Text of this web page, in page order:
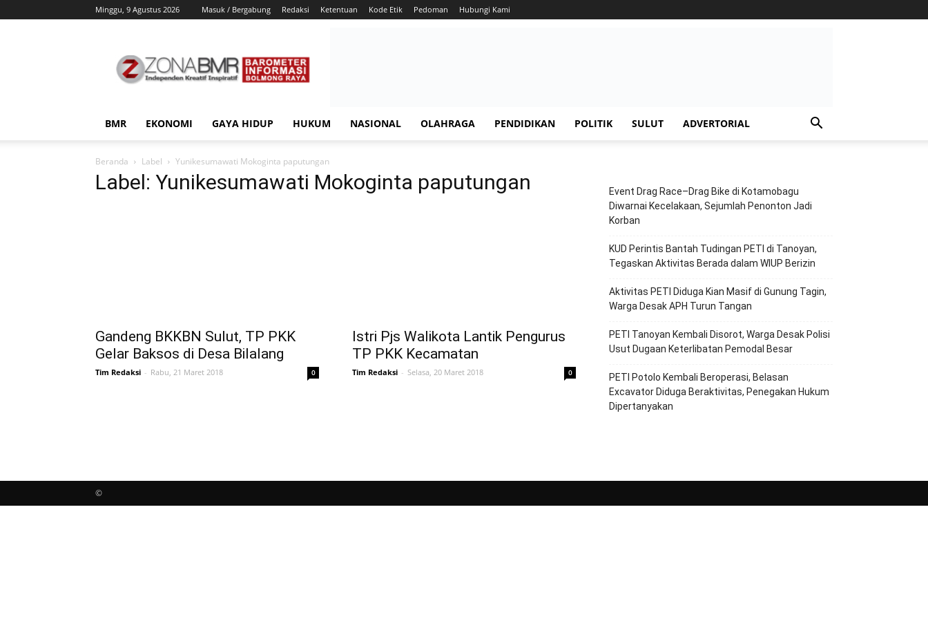
Minggu, 9 Agustus 2026 Masuk / Bergabung Redaksi Ketentuan Kode Etik Pedoman Hubungi Kami
BMR EKONOMI GAYA HIDUP HUKUM NASIONAL OLAHRAGA PENDIDIKAN POLITIK SULUT ADVERTORIAL
Beranda Label Yunikesumawati Mokoginta paputungan
Label: Yunikesumawati Mokoginta paputungan
Gandeng BKKBN Sulut, TP PKK
Gelar Baksos di Desa Bilalang
Tim Redaksi - Rabu, 21 Maret 2018 0
Istri Pjs Walikota Lantik Pengurus
TP PKK Kecamatan
Tim Redaksi - Selasa, 20 Maret 2018 0
Event Drag Race–Drag Bike di Kotamobagu
Diwarnai Kecelakaan, Sejumlah Penonton Jadi
Korban
KUD Perintis Bantah Tudingan PETI di Tanoyan,
Tegaskan Aktivitas Berada dalam WIUP Berizin
Aktivitas PETI Diduga Kian Masif di Gunung Tagin,
Warga Desak APH Turun Tangan
PETI Tanoyan Kembali Disorot, Warga Desak Polisi
Usut Dugaan Keterlibatan Pemodal Besar
PETI Potolo Kembali Beroperasi, Belasan
Excavator Diduga Beraktivitas, Penegakan Hukum
Dipertanyakan
©